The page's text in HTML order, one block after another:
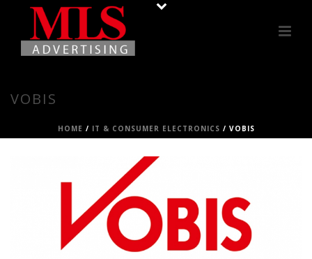
VOBIS
HOME / IT & CONSUMER ELECTRONICS / VOBIS